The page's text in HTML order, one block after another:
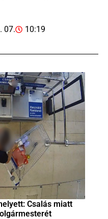
07. 10:19
Csalás miatt